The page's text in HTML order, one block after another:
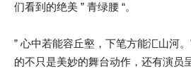
们看到的绝美 ” 青绿腰 “。
” 心中若能容丘壑，下笔方能汇山河
的不只是美妙的舞台动作，还有演员